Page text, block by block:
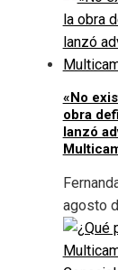
«No
obra
lanzó
agosto